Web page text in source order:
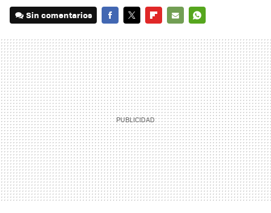
Sin comentarios
MAIL